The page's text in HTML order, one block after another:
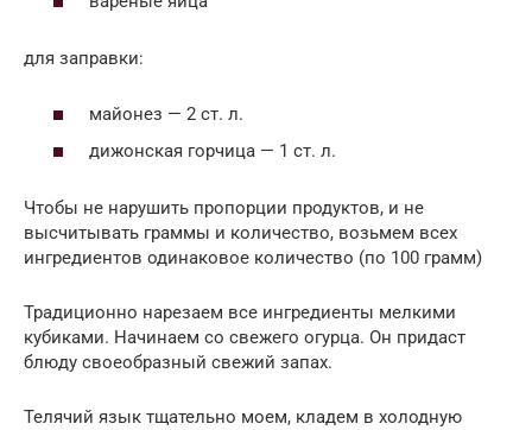
для заправки:
майонез — 2 ст. л.
дижонская горчица — 1 ст. л.
Чтобы не нарушить пропорции продуктов, и не
высчитывать граммы и количество, возьмем всех
ингредиентов одинаковое количество (по 100 грамм)
Традиционно нарезаем все ингредиенты мелкими
кубиками. Начинаем со свежего огурца. Он придаст
блюду своеобразный свежий запах.
Телячий язык тщательно моем, кладем в холодную